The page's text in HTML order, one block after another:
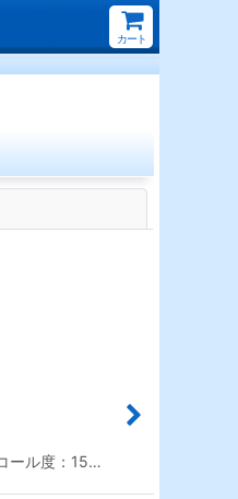
カート
ル度：15…